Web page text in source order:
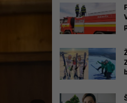
Ilustračná
TASR/Jaroslav